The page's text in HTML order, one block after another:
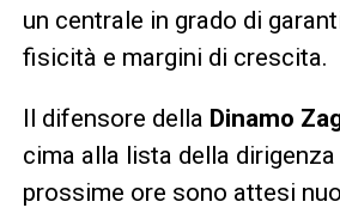
un centrale in grado di
fisicità e margini di crescita.
Il difensore della Dinamo
cima alla lista della
prossime ore sono attesi